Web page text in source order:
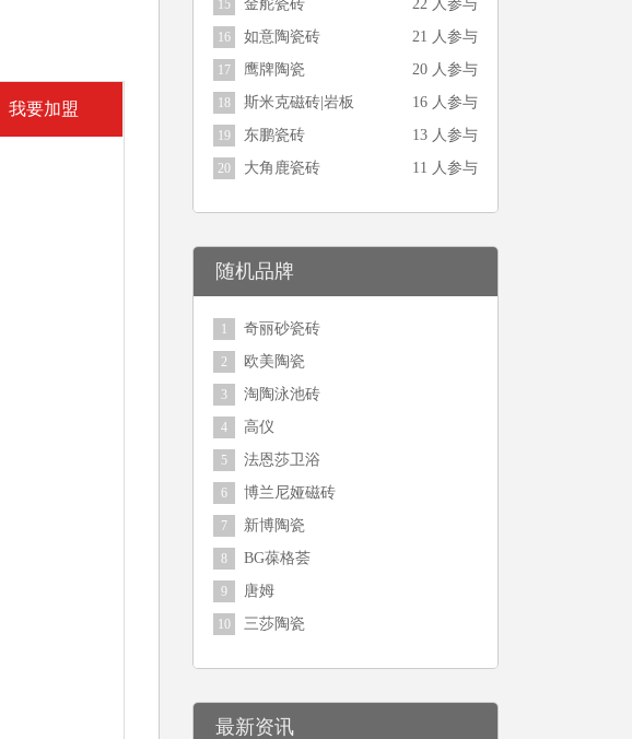
我要加盟
15 金舵瓷砖 22 人参与
16 如意陶瓷砖 21 人参与
17 鹰牌陶瓷 20 人参与
18 斯米克磁砖|岩板 16 人参与
19 东鹏瓷砖 13 人参与
20 大角鹿瓷砖 11 人参与
随机品牌
1 奇丽砂瓷砖
2 欧美陶瓷
3 淘陶泳池砖
4 高仪
5 法恩莎卫浴
6 博兰尼娅磁砖
7 新博陶瓷
8 BG葆格荟
9 唐姆
10 三莎陶瓷
最新资讯